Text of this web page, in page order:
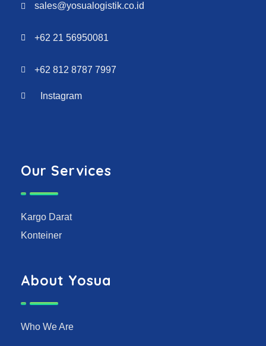
sales@yosualogistik.co.id
+62 21 56950081
+62 812 8787 7997
Instagram
Our Services
Kargo Darat
Konteiner
About Yosua
Who We Are